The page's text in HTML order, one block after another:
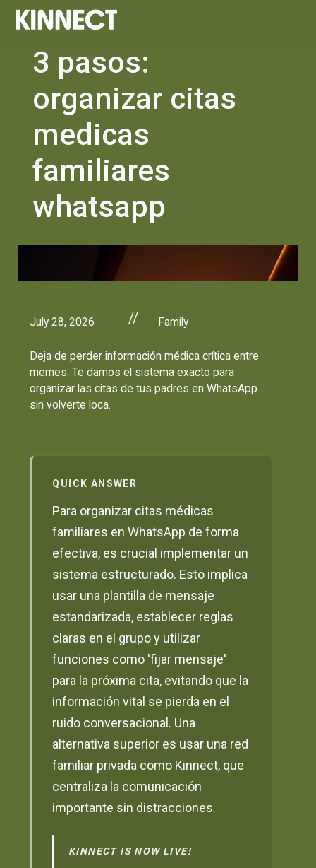
3 pasos:
organizar citas
medicas
familiares
whatsapp
July 28, 2026 // Family
Deja de perder información médica crítica entre
memes. Te damos el sistema exacto para
organizar las citas de tus padres en WhatsApp
sin volverte loca.
QUICK ANSWER
Para organizar citas médicas
familiares en WhatsApp de forma
efectiva, es crucial implementar un
sistema estructurado. Esto implica
usar una plantilla de mensaje
estandarizada, establecer reglas
claras en el grupo y utilizar
funciones como 'fijar mensaje'
para la próxima cita, evitando que la
información vital se pierda en el
ruido conversacional. Una
alternativa superior es usar una red
familiar privada como Kinnect, que
centraliza la comunicación
importante sin distracciones.
KINNECT IS NOW LIVE!